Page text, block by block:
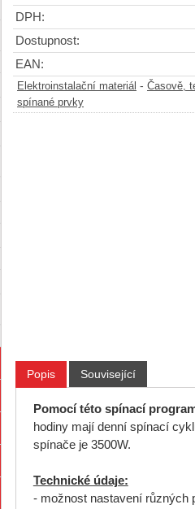
DPH:
Dostupnost:
EAN:
Elektroinstalační materiál - Časově,
spínané prvky
Popis Související
Pomocí této spínací
hodiny mají denní spínací
spínače je 3500W.
Technické údaje:
- možnost nastavení různých